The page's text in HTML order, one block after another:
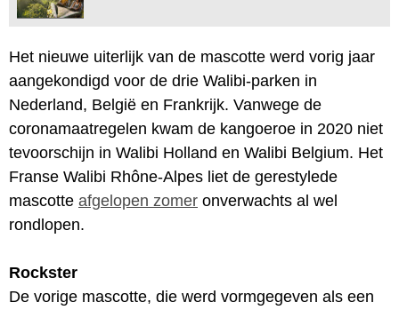
Het nieuwe uiterlijk van de mascotte werd vorig jaar
aangekondigd voor de drie Walibi-parken in
Nederland, België en Frankrijk. Vanwege de
coronamaatregelen kwam de kangoeroe in 2020 niet
tevoorschijn in Walibi Holland en Walibi Belgium. Het
Franse Walibi Rhône-Alpes liet de gerestylede
mascotte afgelopen zomer onverwachts al wel
rondlopen.
Rockster
De vorige mascotte, die werd vormgegeven als een